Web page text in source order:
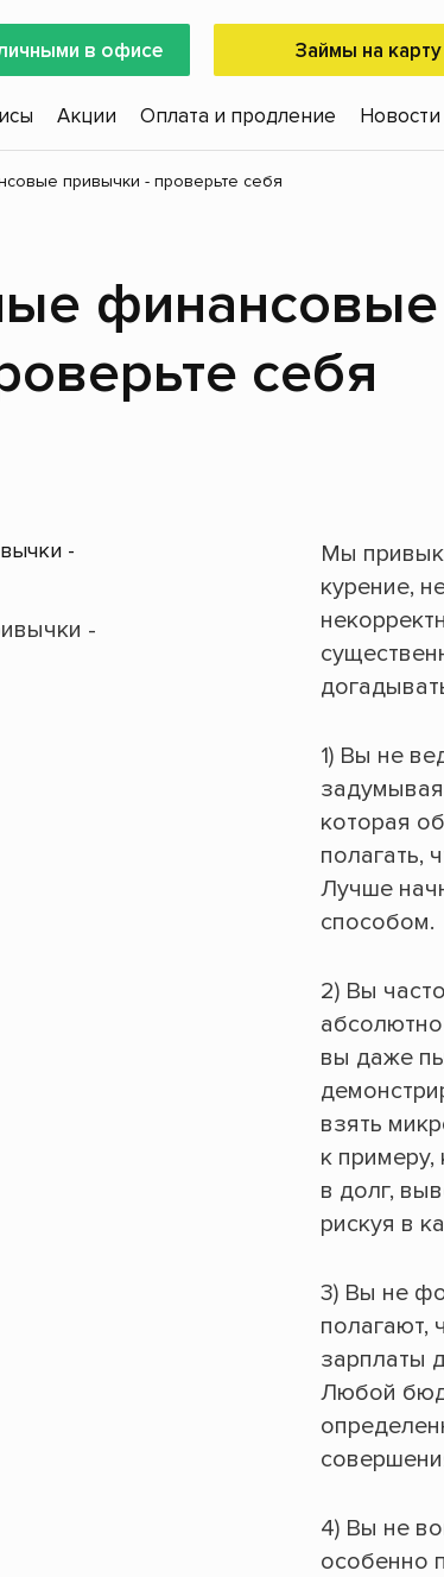
в офисе Займы на карту
Акции Оплата и продление Новости
привычки - проверьте себя
финансовые
себя
-
Мы
курение,
1) Вы не
которая
полагать,
Лучше
способом.
2) Вы
вы даже
взять
к
в долг,
рискуя в
3) Вы не
полагают,
зарплаты
Любой
4) Вы не
особенно